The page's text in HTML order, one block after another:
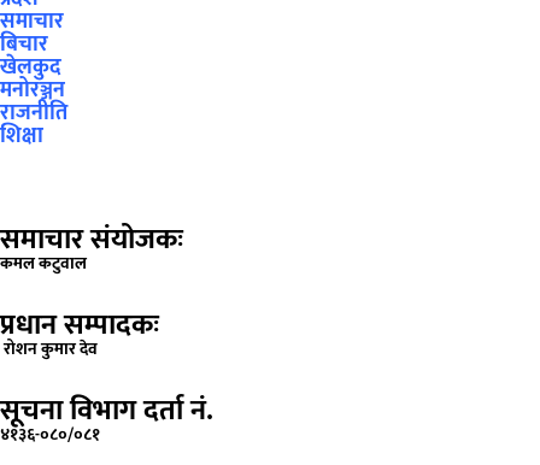
समाचार
बिचार
खेलकुद
मनोरञ्जन
राजनीति
शिक्षा
समाचार संयोजकः
कमल कटुवाल
प्रधान सम्पादकः
रोशन कुमार देव
सूचना विभाग दर्ता नं.
४१३६-०८०/०८१